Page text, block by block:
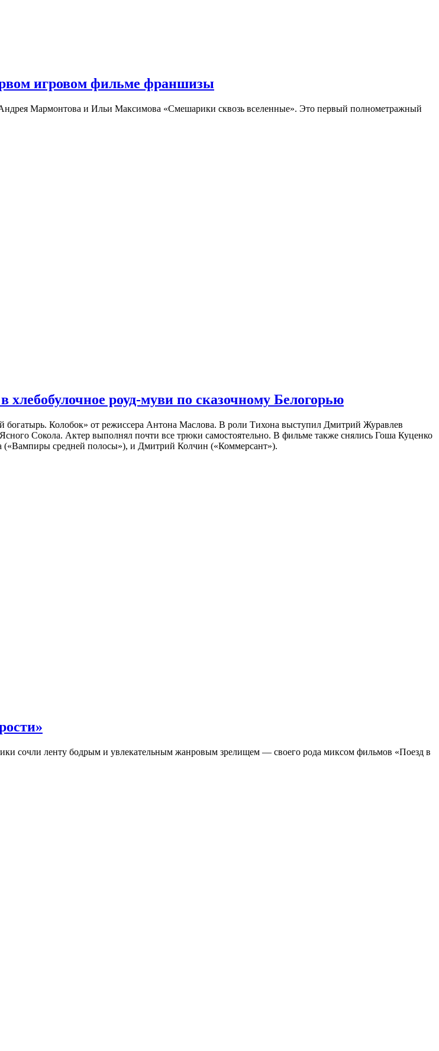
игровом фильме франшизы
Мармонтова и Ильи Максимова «Смешарики сквозь вселенные». Это первый полнометражный
роуд-муви по сказочному Белогорью
Колобок» от режиссера Антона Маслова. В роли Тихона выступил Дмитрий Журавлев
Сокола. Актер выполнял почти все трюки самостоятельно. В фильме также снялись Гоша Куценко
средней полосы»), и Дмитрий Колчин («Коммерсант»).
сочли ленту бодрым и увлекательным жанровым зрелищeм — своего рода миксом фильмов «Поезд в